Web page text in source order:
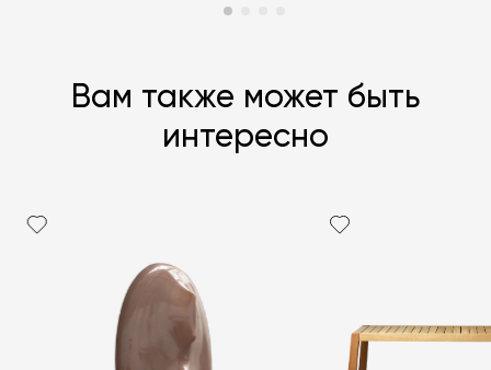
Вам также может быть
интересно